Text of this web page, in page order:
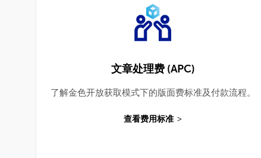
文章处理费 (APC)
了解金色开放获取模式下的版面费标准及付款流程。
查看费用标准